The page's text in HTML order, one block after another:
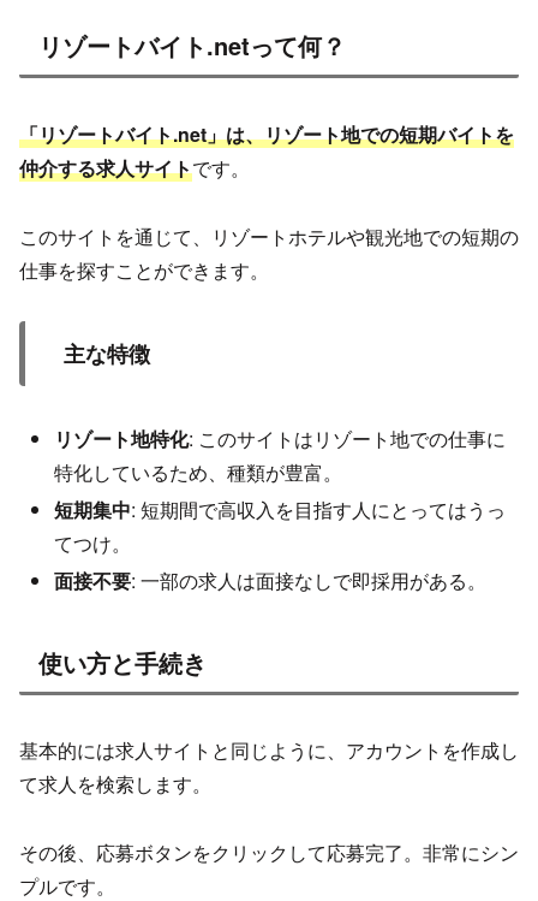
リゾートバイト.netって何？
「リゾートバイト.net」は、リゾート地での短期バイトを
仲介する求人サイトです。
このサイトを通じて、リゾートホテルや観光地での短期の
仕事を探すことができます。
主な特徴
リゾート地特化: このサイトはリゾート地での仕事に
特化しているため、種類が豊富。
短期集中: 短期間で高収入を目指す人にとってはうっ
てつけ。
面接不要: 一部の求人は面接なしで即採用がある。
使い方と手続き
基本的には求人サイトと同じように、アカウントを作成し
て求人を検索します。
その後、応募ボタンをクリックして応募完了。非常にシン
プルです。